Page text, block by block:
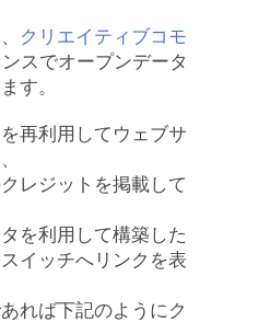
クリエイティブコモ
スでオープンデータ
す。
再利用してウェブサ
レジットを掲載して
を利用して構築した
イッチへリンクを表
れば下記のようにク